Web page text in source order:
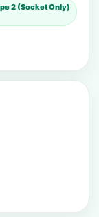
2 (Socket Only)